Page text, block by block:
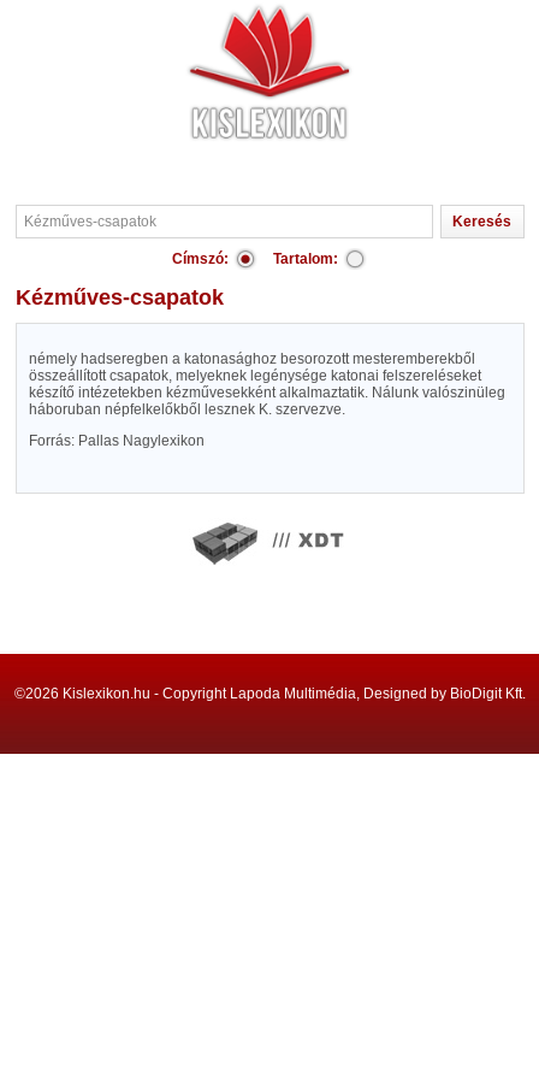
Címszó: Tartalom:
Kézműves-csapatok
némely hadseregben a katonasághoz besorozott mesteremberekből
összeállított csapatok, melyeknek legénysége katonai felszereléseket
készítő intézetekben kézművesekként alkalmaztatik. Nálunk valószinüleg
háboruban népfelkelőkből lesznek K. szervezve.
Forrás: Pallas Nagylexikon
©2026 Kislexikon.hu - Copyright Lapoda Multimédia, Designed by BioDigit Kft.